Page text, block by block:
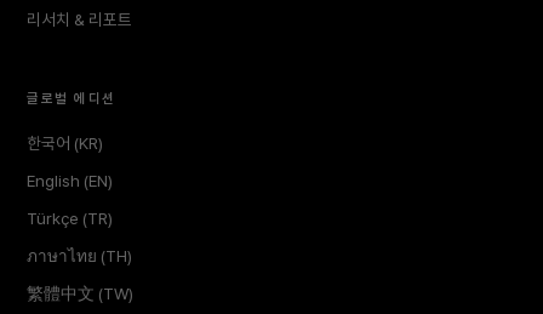
리서치 & 리포트
글로벌 에디션
한국어 (KR)
English (EN)
Türkçe (TR)
ภาษาไทย (TH)
繁體中文 (TW)